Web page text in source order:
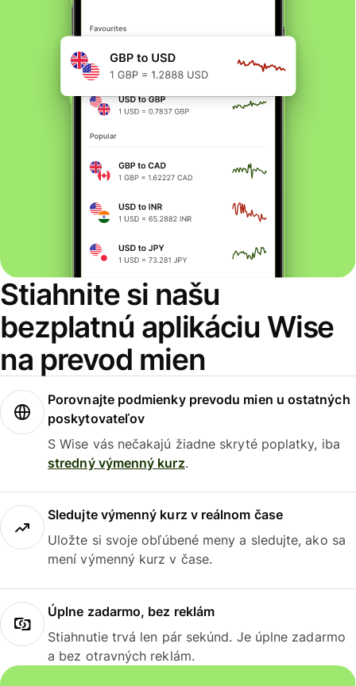
Stiahnite si našu
bezplatnú aplikáciu Wise
na prevod mien
Porovnajte podmienky prevodu mien u ostatných
poskytovateľov
S Wise vás nečakajú žiadne skryté poplatky, iba
stredný výmenný kurz.
Sledujte výmenný kurz v reálnom čase
Uložte si svoje obľúbené meny a sledujte, ako sa
mení výmenný kurz v čase.
Úplne zadarmo, bez reklám
Stiahnutie trvá len pár sekúnd. Je úplne zadarmo
a bez otravných reklám.